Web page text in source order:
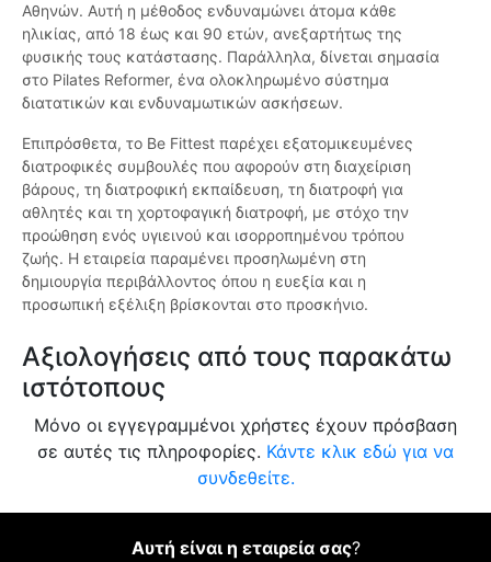
Αθηνών. Αυτή η μέθοδος ενδυναμώνει άτομα κάθε
ηλικίας, από 18 έως και 90 ετών, ανεξαρτήτως της
φυσικής τους κατάστασης. Παράλληλα, δίνεται σημασία
στο Pilates Reformer, ένα ολοκληρωμένο σύστημα
διατατικών και ενδυναμωτικών ασκήσεων.
Επιπρόσθετα, το Be Fittest παρέχει εξατομικευμένες
διατροφικές συμβουλές που αφορούν στη διαχείριση
βάρους, τη διατροφική εκπαίδευση, τη διατροφή για
αθλητές και τη χορτοφαγική διατροφή, με στόχο την
προώθηση ενός υγιεινού και ισορροπημένου τρόπου
ζωής. Η εταιρεία παραμένει προσηλωμένη στη
δημιουργία περιβάλλοντος όπου η ευεξία και η
προσωπική εξέλιξη βρίσκονται στο προσκήνιο.
Αξιολογήσεις από τους παρακάτω
ιστότοπους
Μόνο οι εγγεγραμμένοι χρήστες έχουν πρόσβαση
σε αυτές τις πληροφορίες. Κάντε κλικ εδώ για να
συνδεθείτε.
Αυτή είναι η εταιρεία σας?